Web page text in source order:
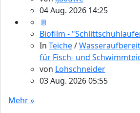
04 Aug. 2026 14:25
Biofilm -
In Teiche/
für Fisch- und
von Lohschneider
03 Aug. 2026 05:55
Mehr »